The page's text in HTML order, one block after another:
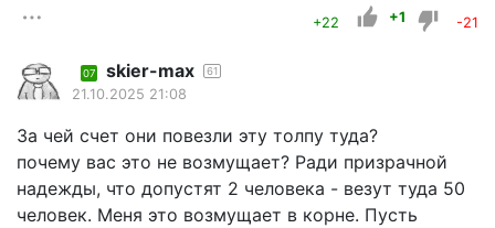
+22 +1 -21
07 skier-max 61
21.10.2025 21:08
За чей счет они повезли эту толпу туда?
почему вас это не возмущает? Ради призрачной
надежды, что допустят 2 человека - везут туда 50
человек. Меня это возмущает в корне. Пусть